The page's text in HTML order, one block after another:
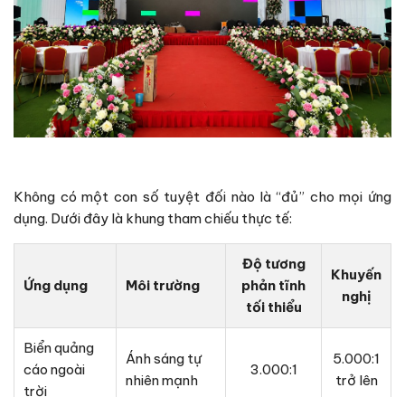
Không có một con số tuyệt đối nào là “đủ” cho mọi ứng
dụng. Dưới đây là khung tham chiếu thực tế:
Ứng dụng Môi trường
Độ tương
phản tĩnh
tối thiểu
Khuyến
nghị
Biển quảng
cáo ngoài
trời
Ánh sáng tự
nhiên mạnh
3.000:1
5.000:1
trở lên